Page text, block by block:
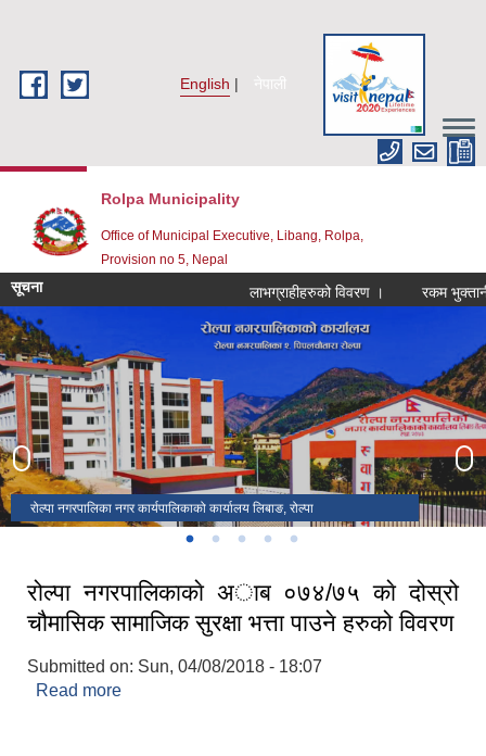
English नेपाली
Rolpa Municipality
Office of Municipal Executive, Libang, Rolpa,
Provision no 5, Nepal
सूचना लाभग्राहीहरुको विवरण । रकम भुक्तानी
रोल्पा नगरपालिका नगर कार्यपालिकाको कार्यालय लिबाङ, रोल्पा
रोल्पा नगरपालिका पर्यटकिय स्थल भ्यू टावर
रोल्पा नगरपालिका पर्यटकिय स्थल सातदोबाटो
१३ ओं नगर सभा
दिक्षान्त समारोह रोल्पा नगरपालिका
रोल्पा नगरपालिकाकाे अा‍ब ०७४/७५ काे दोस्रो
चौमासिक सामाजिक सुरक्षा भत्ता पाउने हरुको विवरण
Submitted on: Sun, 04/08/2018 - 18:07
Read more